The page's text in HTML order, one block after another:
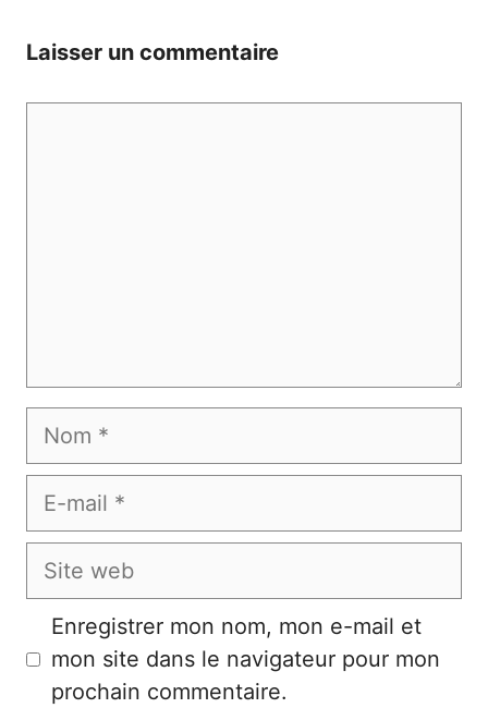
Laisser un commentaire
Nom
E-
Site
Enregistrer mon nom, mon e-mail et
mon site dans le navigateur pour mon
prochain commentaire.